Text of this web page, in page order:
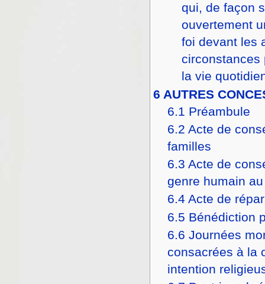
qui, de façon
ouvertement
foi devant les
circonstances
la vie
6 AUTRES
6.1 Préambule
6.2 Acte de
familles
6.3 Acte de
genre humain
6.4 Acte de
6.5 Bénédiction
6.6 Journées
consacrées à la
intention